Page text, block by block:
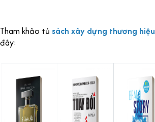
Tham khảo tủ sách xây dựng thương hiệu
đây: